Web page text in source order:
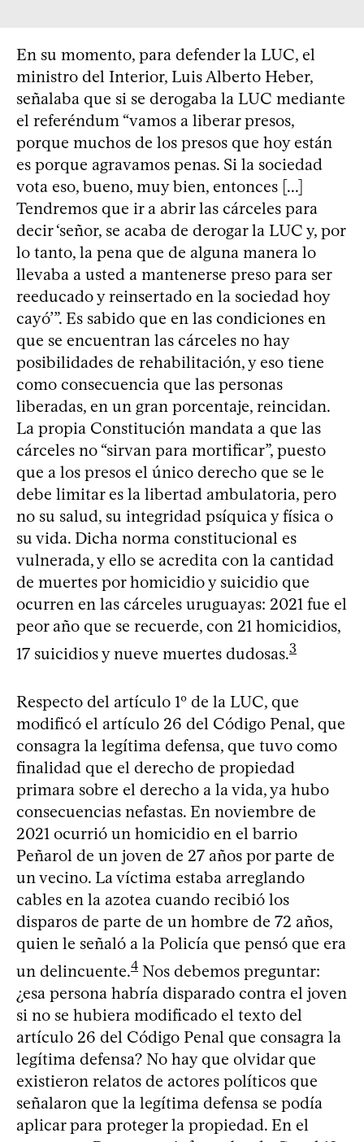
En su momento, para defender la LUC, el
ministro del Interior, Luis Alberto Heber,
señalaba que si se derogaba la LUC mediante
el referéndum “vamos a liberar presos,
porque muchos de los presos que hoy están
es porque agravamos penas. Si la sociedad
vota eso, bueno, muy bien, entonces [...]
Tendremos que ir a abrir las cárceles para
decir ‘señor, se acaba de derogar la LUC y, por
lo tanto, la pena que de alguna manera lo
llevaba a usted a mantenerse preso para ser
reeducado y reinsertado en la sociedad hoy
cayó’”. Es sabido que en las condiciones en
que se encuentran las cárceles no hay
posibilidades de rehabilitación, y eso tiene
como consecuencia que las personas
liberadas, en un gran porcentaje, reincidan.
La propia Constitución mandata a que las
cárceles no “sirvan para mortificar”, puesto
que a los presos el único derecho que se le
debe limitar es la libertad ambulatoria, pero
no su salud, su integridad psíquica y física o
su vida. Dicha norma constitucional es
vulnerada, y ello se acredita con la cantidad
de muertes por homicidio y suicidio que
ocurren en las cárceles uruguayas: 2021 fue el
peor año que se recuerde, con 21 homicidios,
17 suicidios y nueve muertes dudosas.3
Respecto del artículo 1º de la LUC, que
modificó el artículo 26 del Código Penal, que
consagra la legítima defensa, que tuvo como
finalidad que el derecho de propiedad
primara sobre el derecho a la vida, ya hubo
consecuencias nefastas. En noviembre de
2021 ocurrió un homicidio en el barrio
Peñarol de un joven de 27 años por parte de
un vecino. La víctima estaba arreglando
cables en la azotea cuando recibió los
disparos de parte de un hombre de 72 años,
quien le señaló a la Policía que pensó que era
un delincuente.4 Nos debemos preguntar:
¿esa persona habría disparado contra el joven
si no se hubiera modificado el texto del
artículo 26 del Código Penal que consagra la
legítima defensa? No hay que olvidar que
existieron relatos de actores políticos que
señalaron que la legítima defensa se podía
aplicar para proteger la propiedad. En el